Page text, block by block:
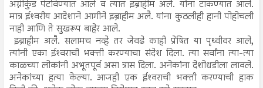
अग्नीकुंड पेटविण्यात आले व त्यात इब्राहीम अलै. यांना टाकण्यात आले.
मात्र ईश्‍वरीय आदेशाने आगीने इब्राहीम अलै. यांना कुठलीही हानी पोहोचली
नाही आणि ते सुखरूप बाहेर आले.
इब्राहीम अलै. सलामच नव्हे तर जेवढे काही प्रेषित या पृथ्वीवर आले,
त्यांनी एका ईश्‍वराची भक्ती करण्याचा संदेश दिला. त्या सर्वांना त्या-त्या
काळच्या लोकांनी अभूतपूर्व असा त्रास दिला. अनेकांना देशोधडीला लावले.
अनेकांच्या हत्या केल्या. आजही एक ईश्‍वराची भक्ती करण्याची हाक